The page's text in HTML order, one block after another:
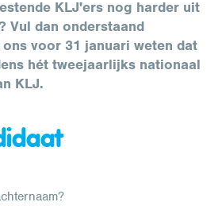
KLJ'ers nog harder uit
Vul dan onderstaand
voor 31 januari weten dat
hét tweejaarlijks nationaal
KLJ.